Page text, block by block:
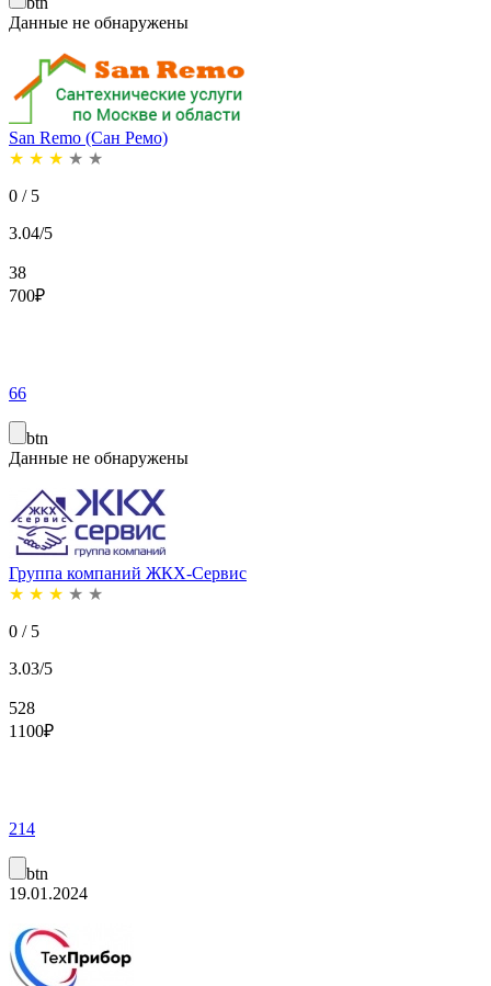
Данные не обнаружены
San Remo (Сан Ремо)
★ ★ ★ ★ ★
0 / 5
3.04/5
38
700₽
66
btn
Данные не обнаружены
Группа компаний ЖКХ-Сервис
★ ★ ★ ★ ★
0 / 5
3.03/5
528
1100₽
214
btn
19.01.2024